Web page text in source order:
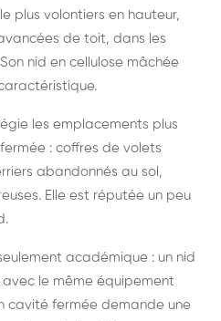
plus volontiers en hauteur,
de toit, dans les
nid en cellulose mâchée
les emplacements plus
: coffres de volets
abandonnés au sol,
Elle est réputée un peu
académique : un nid
le même équipement
cavité fermée demande une